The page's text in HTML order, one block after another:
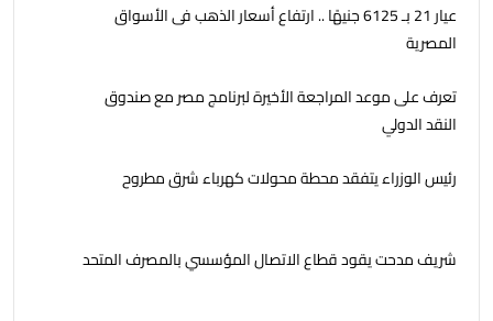
عيار 21 بـ 6125 جنيهًا .. ارتفاع أسعار الذهب فى الأسواق
المصرية
تعرف على موعد المراجعة الأخيرة لبرنامج مصر مع صندوق
النقد الدولي
رئيس الوزراء يتفقد محطة محولات كهرباء شرق مطروح
شريف مدحت يقود قطاع الاتصال المؤسسي بالمصرف المتحد